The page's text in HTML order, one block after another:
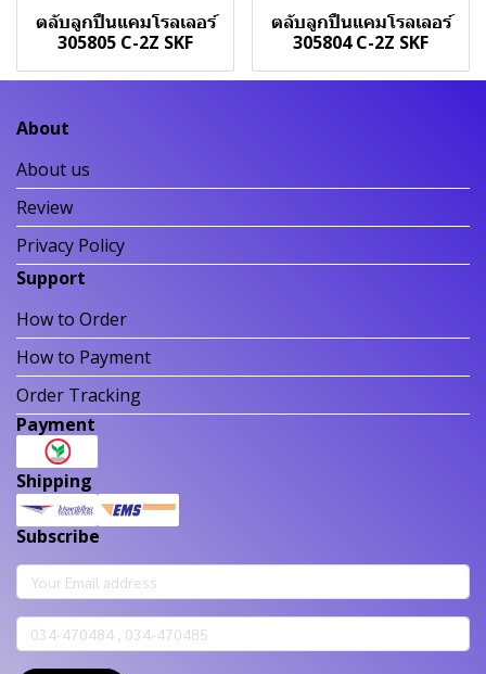
ตลับลูกปืนแคมโรลเลอร์
305805 C-2Z SKF
ตลับลูกปืนแคมโรลเลอร์
305804 C-2Z SKF
About
About us
Review
Privacy Policy
Support
How to Order
How to Payment
Order Tracking
Payment
Shipping
Subscribe